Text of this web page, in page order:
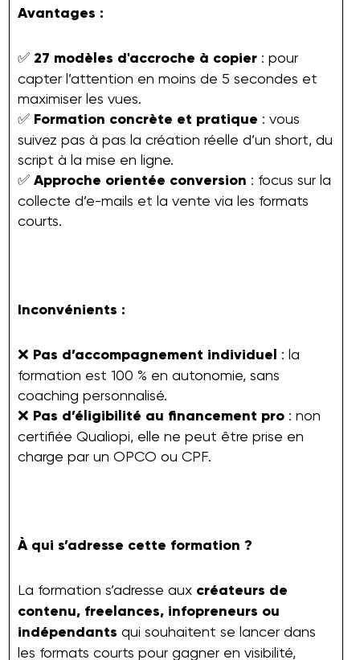
Avantages :
✅ 27 modèles d'accroche à copier : pour
capter l’attention en moins de 5 secondes et
maximiser les vues.
✅ Formation concrète et pratique : vous
suivez pas à pas la création réelle d’un short, du
script à la mise en ligne.
✅ Approche orientée conversion : focus sur la
collecte d’e-mails et la vente via les formats
courts.
Inconvénients :
❌ Pas d’accompagnement individuel : la
formation est 100 % en autonomie, sans
coaching personnalisé.
❌ Pas d’éligibilité au financement pro : non
certifiée Qualiopi, elle ne peut être prise en
charge par un OPCO ou CPF.
À qui s’adresse cette formation ?
La formation s’adresse aux créateurs de
contenu, freelances, infopreneurs ou
indépendants qui souhaitent se lancer dans
les formats courts pour gagner en visibilité,